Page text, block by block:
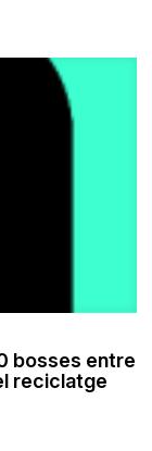
bosses entre
reciclatge